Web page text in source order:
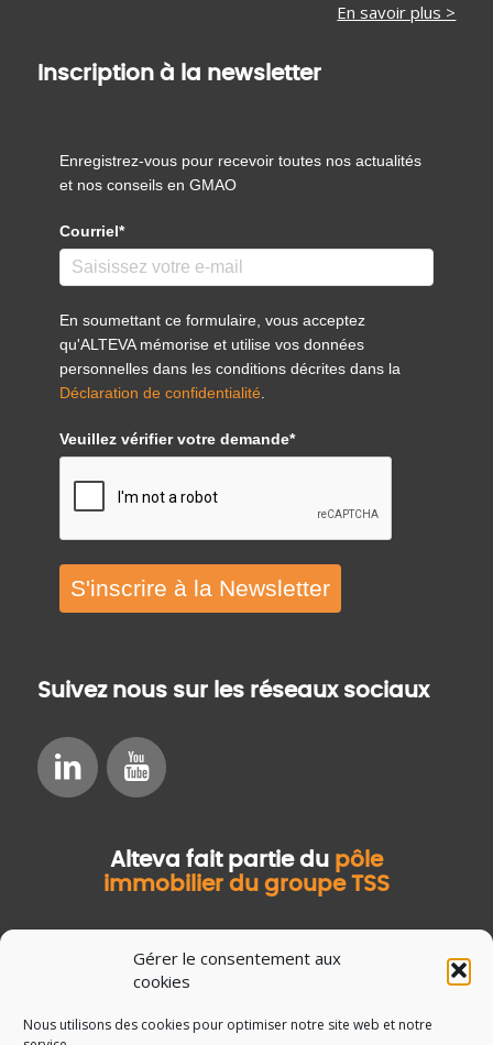
Gérer le consentement aux
cookies
Nous utilisons des cookies pour optimiser notre site web et notre
En savoir plus >
Inscription à la newsletter
Enregistrez-vous pour recevoir toutes nos actualités
et nos conseils en GMAO
Courriel*
En soumettant ce formulaire, vous acceptez
qu'ALTEVA mémorise et utilise vos données
personnelles dans les conditions décrites dans la
Déclaration de confidentialité
Veuillez vérifier votre demande*
S'inscrire à la Newsletter
Suivez nous sur les réseaux sociaux
Alteva fait partie du pôle
immobilier du groupe TSS